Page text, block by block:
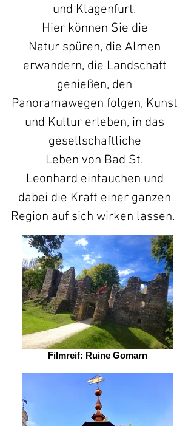
und Klagenfurt.
Hier können Sie die
Natur spüren, die Almen
erwandern, die Landschaft
genießen, den
Panoramawegen folgen, Kunst
und Kultur erleben, in das
gesellschaftliche
Leben von Bad St.
Leonhard eintauchen und
dabei die Kraft einer ganzen
Region auf sich wirken lassen.
Filmreif: Ruine Gomarn